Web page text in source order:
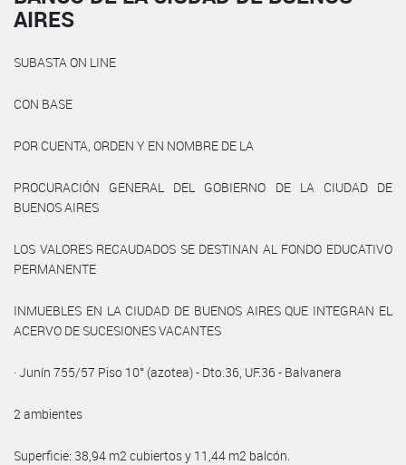
AIRES
SUBASTA ON LINE
CON BASE
POR CUENTA, ORDEN Y EN NOMBRE DE LA
PROCURACIÓN GENERAL DEL GOBIERNO DE LA CIUDAD DE
BUENOS AIRES
LOS VALORES RECAUDADOS SE DESTINAN AL FONDO EDUCATIVO
PERMANENTE
INMUEBLES EN LA CIUDAD DE BUENOS AIRES QUE INTEGRAN EL
ACERVO DE SUCESIONES VACANTES
· Junín 755/57 Piso 10° (azotea) - Dto.36, UF.36 - Balvanera
2 ambientes
Superficie: 38,94 m2 cubiertos y 11,44 m2 balcón.